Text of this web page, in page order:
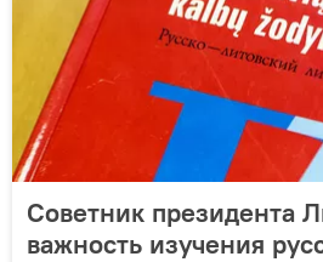
Советник президента
важность изучения